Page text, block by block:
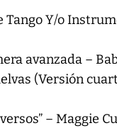
Y/o
avanzada –
(Versión
– Maggie